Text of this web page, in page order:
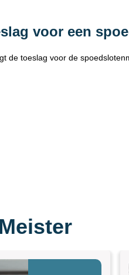
voor een
de toeslag voor de